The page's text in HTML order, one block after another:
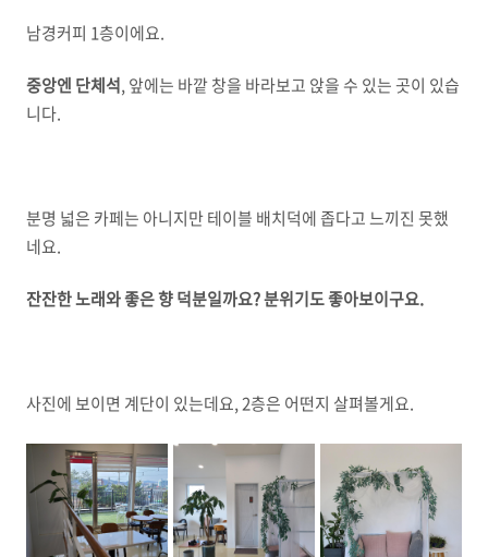
남경커피 1층이에요.
중앙엔 단체석, 앞에는 바깥 창을 바라보고 앉을 수 있는 곳이 있습
니다.
분명 넓은 카페는 아니지만 테이블 배치덕에 좁다고 느끼진 못했
네요.
잔잔한 노래와 좋은 향 덕분일까요? 분위기도 좋아보이구요.
사진에 보이면 계단이 있는데요, 2층은 어떤지 살펴볼게요.